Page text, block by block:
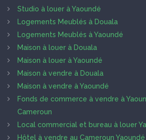
Studio à louer à Yaoundé
Logements Meublés à Douala
Logements Meublés à Yaoundé
Maison à louer à Douala
Maison à louer à Yaoundé
Maison à vendre à Douala
Maison à vendre à Yaoundé
Fonds de commerce à vendre à
Cameroun
Local commercial et bureau à louer
Hôtel à vendre au Cameroun